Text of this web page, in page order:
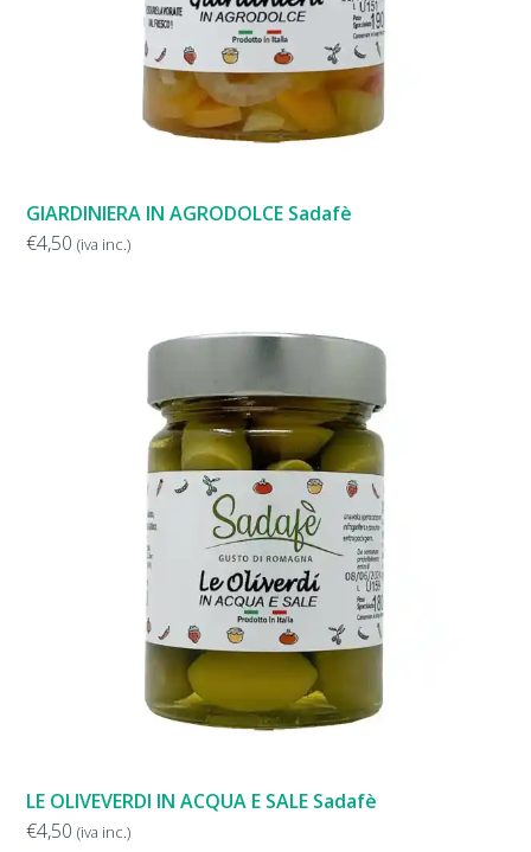
GIARDINIERA IN AGRODOLCE Sadafè
€4,50 (iva inc.)
LE OLIVEVERDI IN ACQUA E SALE Sadafè
€4,50 (iva inc.)